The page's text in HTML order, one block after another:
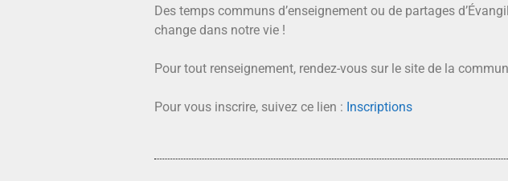
Des temps communs d’enseignement ou de partages
change dans notre vie !
Pour tout renseignement, rendez-vous sur le site de la
Pour vous inscrire, suivez ce lien : Inscriptions